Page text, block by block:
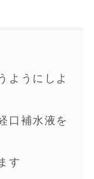
ようにしよ
口補水液を
す